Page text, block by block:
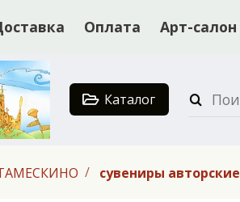
Оплата Арт-салон
Каталог
сувениры авторские